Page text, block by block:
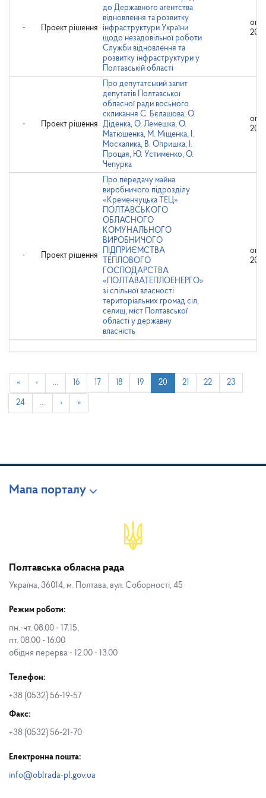
- Проект рішення
до Державного агентства
відновлення та розвитку
інфраструктури України
щодо незадовільної роботи
Служби відновлення та
розвитку інфраструктури у
Полтавській області
- Проект рішення
Про депутатський запит
депутатів Полтавської
обласної ради восьмого
скликання С. Бєлашова, О.
Діденка, О. Лемешка, О.
Матюшенка, М. Міщенка, І.
Москалика, В. Опришка, І.
Процая, Ю. Устименко, О.
Чепурка
- Проект рішення
Про передачу майна
виробничого підрозділу
«Кременчуцька ТЕЦ»
ПОЛТАВСЬКОГО
ОБЛАСНОГО
КОМУНАЛЬНОГО
ВИРОБНИЧОГО
ПІДПРИЄМСТВА
ТЕПЛОВОГО
ГОСПОДАРСТВА
«ПОЛТАВАТЕПЛОЕНЕРГО»
зі спільної власності
територіальних громад сіл,
селищ, міст Полтавської
області у державну
власність
« ‹ … 16 17 18 19 20 21 22 23
24 … › »
Мапа порталу
Полтавська обласна рада
Україна, 36014, м. Полтава, вул. Соборності, 45
Режим роботи:
пн.-чт. 08.00 - 17.15,
пт. 08.00 - 16.00
обідня перерва - 12.00 - 13.00
Телефон:
+38 (0532) 56-19-57
Факс:
+38 (0532) 56-21-70
Електронна пошта:
info@oblrada-pl.gov.ua